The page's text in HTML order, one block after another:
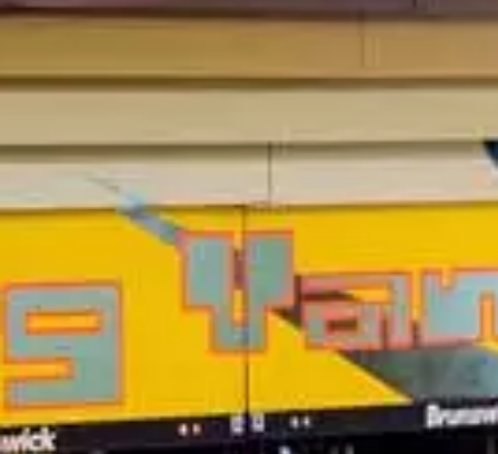
visiteurs, notamment selon la fréquentation.
Nos politique de confidentialité